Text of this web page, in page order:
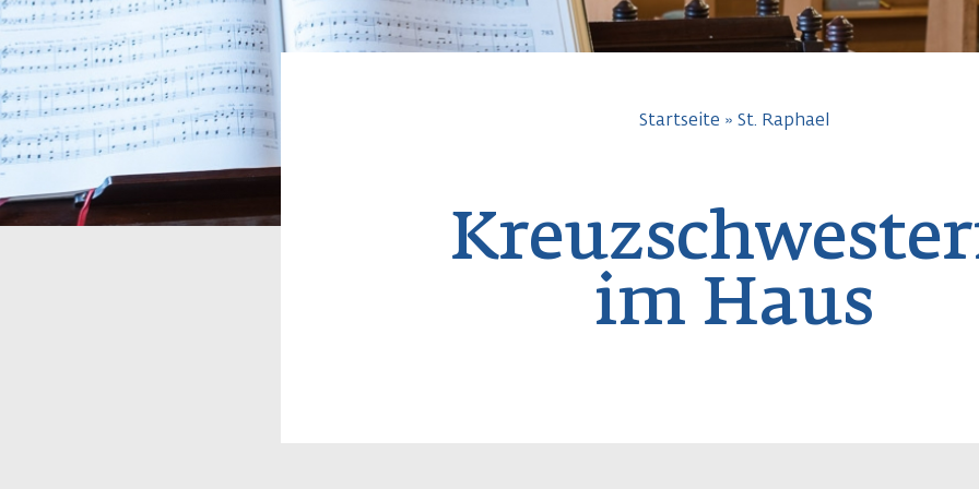
Pfadnavigation
Startseite St. Raphael
im Haus